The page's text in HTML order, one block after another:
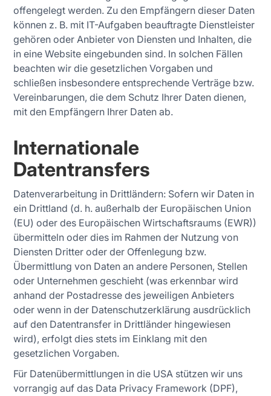
offengelegt werden. Zu den Empfängern dieser Daten
können z. B. mit IT-Aufgaben beauftragte Dienstleister
gehören oder Anbieter von Diensten und Inhalten, die
in eine Website eingebunden sind. In solchen Fällen
beachten wir die gesetzlichen Vorgaben und
schließen insbesondere entsprechende Verträge bzw.
Vereinbarungen, die dem Schutz Ihrer Daten dienen,
mit den Empfängern Ihrer Daten ab.
Internationale
Datentransfers
Datenverarbeitung in Drittländern: Sofern wir Daten in
ein Drittland (d. h. außerhalb der Europäischen Union
(EU) oder des Europäischen Wirtschaftsraums (EWR))
übermitteln oder dies im Rahmen der Nutzung von
Diensten Dritter oder der Offenlegung bzw.
Übermittlung von Daten an andere Personen, Stellen
oder Unternehmen geschieht (was erkennbar wird
anhand der Postadresse des jeweiligen Anbieters
oder wenn in der Datenschutzerklärung ausdrücklich
auf den Datentransfer in Drittländer hingewiesen
wird), erfolgt dies stets im Einklang mit den
gesetzlichen Vorgaben.
Für Datenübermittlungen in die USA stützen wir uns
vorrangig auf das Data Privacy Framework (DPF),